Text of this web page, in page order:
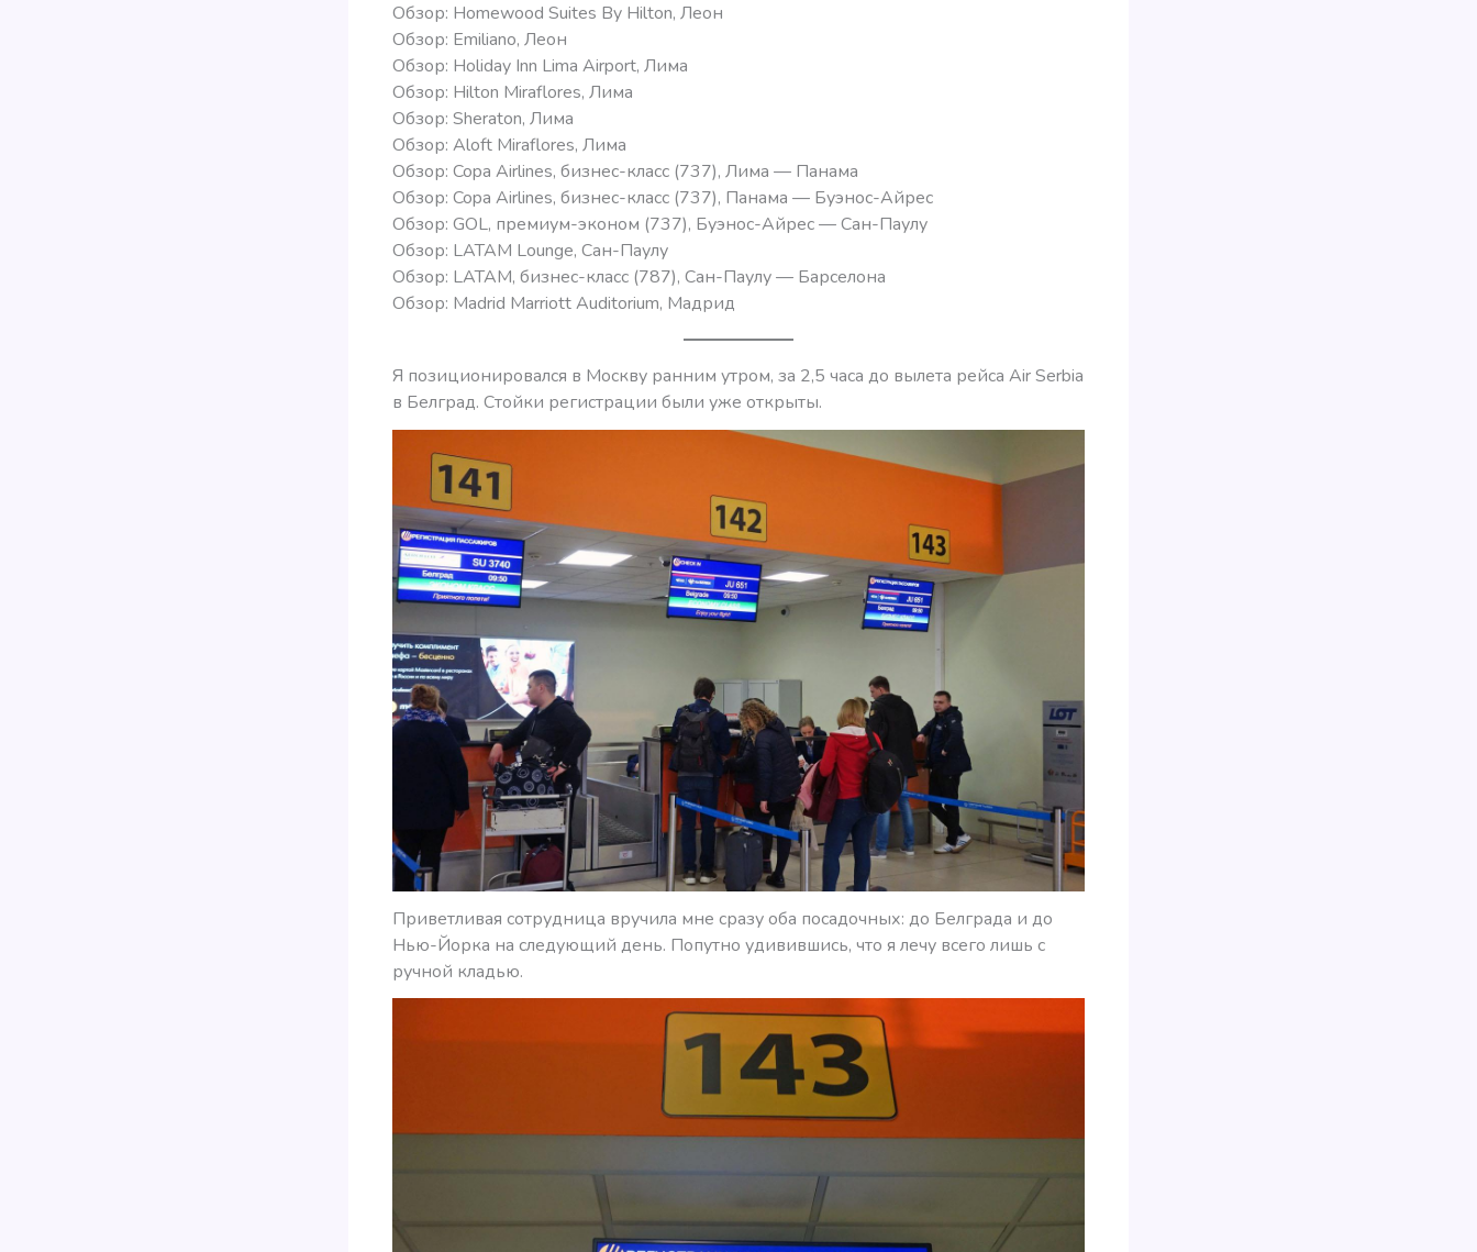
Обзор: Homewood Suites By Hilton, Леон
Обзор: Emiliano, Леон
Обзор: Holiday Inn Lima Airport, Лима
Обзор: Hilton Miraflores, Лима
Обзор: Sheraton, Лима
Обзор: Aloft Miraflores, Лима
Обзор: Copa Airlines, бизнес-класс (737), Лима — Панама
Обзор: Copa Airlines, бизнес-класс (737), Панама — Буэнос-Айрес
Обзор: GOL, премиум-эконом (737), Буэнос-Айрес — Сан-Паулу
Обзор: LATAM Lounge, Сан-Паулу
Обзор: LATAM, бизнес-класс (787), Сан-Паулу — Барселона
Обзор: Madrid Marriott Auditorium, Мадрид
Я позиционировался в Москву ранним утром, за 2,5 часа до вылета рейса Air Serbia
в Белград. Стойки регистрации были уже открыты.
Приветливая сотрудница вручила мне сразу оба посадочных: до Белграда и до
Нью-Йорка на следующий день. Попутно удивившись, что я лечу всего лишь с
ручной кладью.